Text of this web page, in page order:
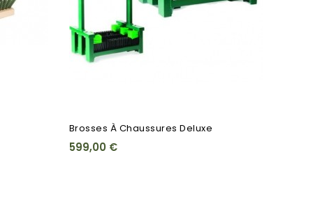
Brosses À Chaussures Deluxe
599,00 €